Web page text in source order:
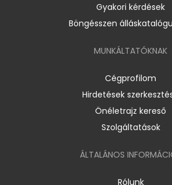
Gyakori kérdések
Böngésszen
MUNKÁLTATÓKNAK
Cégprofilom
Hirdetések
Önéletrajz kereső
Szolgáltatások
ÁLTALÁNOS
Rólunk